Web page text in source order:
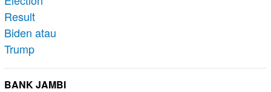
BANK JAMBI